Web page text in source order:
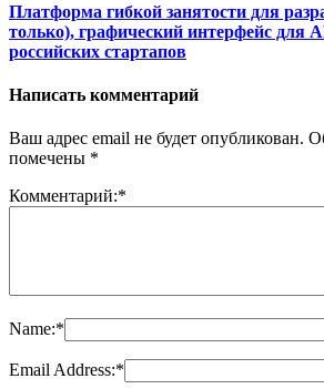
Платформа гибкой занятости для
только), графический интерфейс для
российских стартапов
Написать комментарий
Ваш адрес email не будет опубликован.
помечены *
Комментарий:*
Name:*
Email Address:*